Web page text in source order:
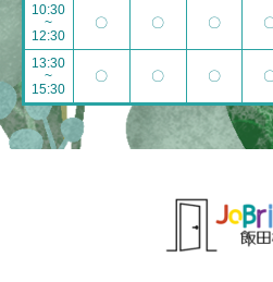
10:30
~
12:30
〇 〇 〇
13:30
~
15:30
〇 〇 〇